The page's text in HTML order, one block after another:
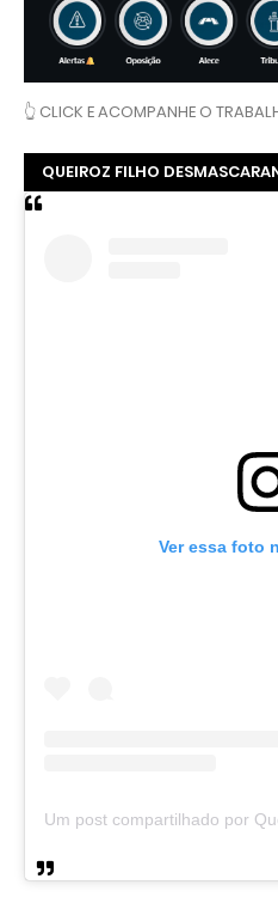
👆 CLICK E ACOMPANHE O
QUEIROZ FILHO
Ver essa foto
Um post compartilhado por